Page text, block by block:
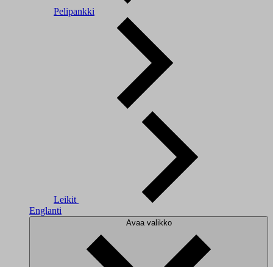
Pelipankki
Leikit
Englanti
Avaa valikko